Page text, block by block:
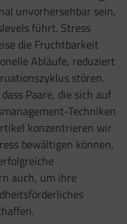
unvorhersehbar sein,
führt. Stress
die Fruchtbarkeit
Abläufe, reduziert
stören.
Paare, die sich auf
Techniken
konzentrieren wir
bewältigen können,
auch, um ihre